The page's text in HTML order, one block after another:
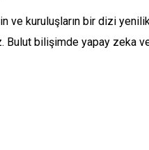
kuruluşların bir dizi
bilişimde yapay zeka